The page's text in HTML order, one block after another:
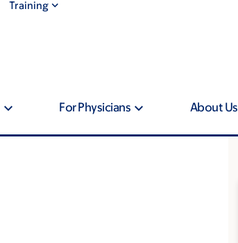
Training
For Physicians About Us